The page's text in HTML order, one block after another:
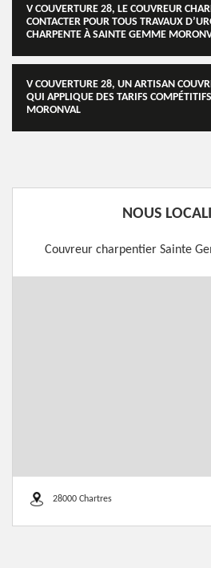
V COUVERTURE 28, LE COUVREUR
CONTACTER POUR TOUS TRAVAUX
CHARPENTE À SAINTE GEMME
V COUVERTURE 28, UN ARTISAN
QUI APPLIQUE DES TARIFS
MORONVAL
NOUS
Couvreur charpentier Sainte
28000 Chartres